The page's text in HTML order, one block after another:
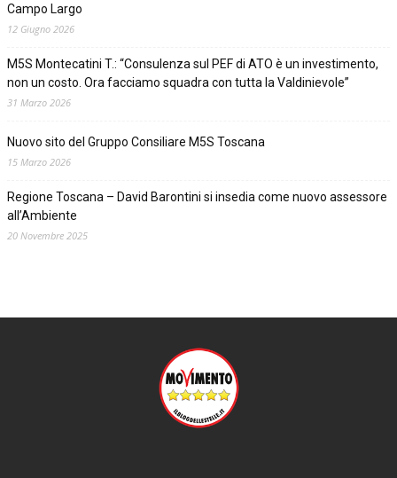
Campo Largo
12 Giugno 2026
M5S Montecatini T.: “Consulenza sul PEF di ATO è un investimento,
non un costo. Ora facciamo squadra con tutta la Valdinievole”
31 Marzo 2026
Nuovo sito del Gruppo Consiliare M5S Toscana
15 Marzo 2026
Regione Toscana – David Barontini si insedia come nuovo assessore
all’Ambiente
20 Novembre 2025